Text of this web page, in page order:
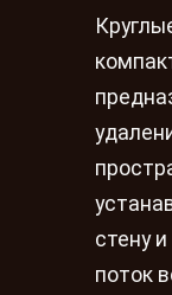
стену
поток